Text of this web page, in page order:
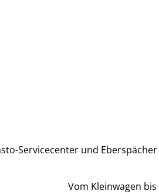
Servicecenter und
Vom Kleinwagen